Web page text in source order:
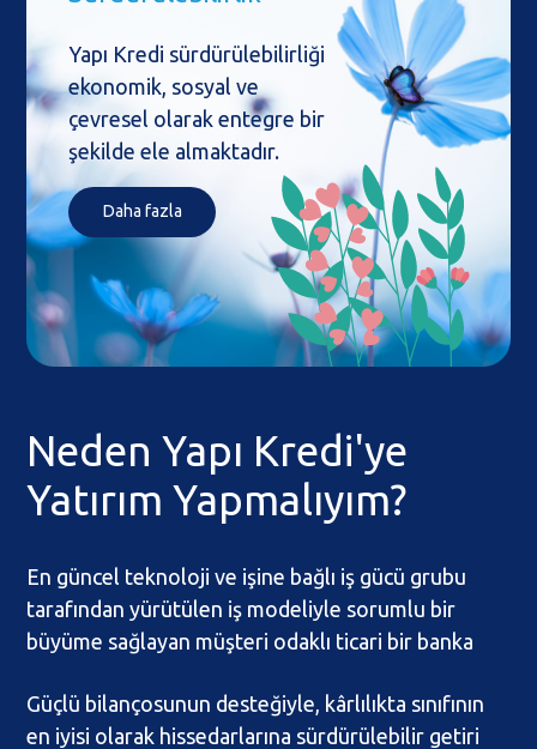
Yapı Kredi sürdürülebilirliği
ekonomik, sosyal ve
çevresel olarak entegre bir
şekilde ele almaktadır.
Daha fazla
Neden Yapı Kredi'ye
Yatırım Yapmalıyım?
En güncel teknoloji ve işine bağlı iş gücü grubu
tarafından yürütülen iş modeliyle sorumlu bir
büyüme sağlayan müşteri odaklı ticari bir banka
Güçlü bilançosunun desteğiyle, kârlılıkta sınıfının
en iyisi olarak hissedarlarına sürdürülebilir getiri